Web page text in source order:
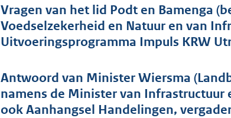
Vragen van het lid Podt en Bamenga
Voedselzekerheid en Natuur en van
Uitvoeringsprogramma Impuls KRW
Antwoord van Minister Wiersma
namens de Minister van Infrastructuur
ook Aanhangsel Handelingen,